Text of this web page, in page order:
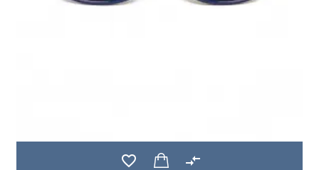
favorite_border compare_arrows